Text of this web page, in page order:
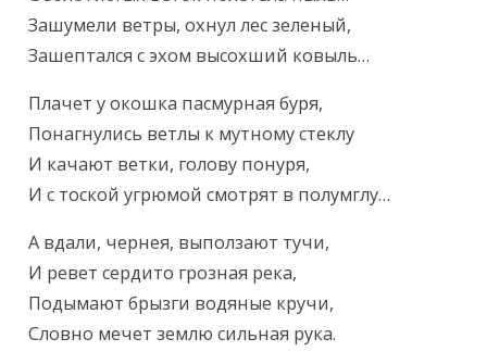
Зашумели ветры, охнул лес зеленый,
Зашептался с эхом высохший ковыль…
Плачет у окошка пасмурная буря,
Понагнулись ветлы к мутному стеклу
И качают ветки, голову понуря,
И с тоской угрюмой смотрят в полумглу…
А вдали, чернея, выползают тучи,
И ревет сердито грозная река,
Подымают брызги водяные кручи,
Словно мечет землю сильная рука.